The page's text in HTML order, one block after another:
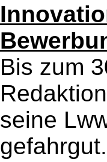
Bis zum
seine